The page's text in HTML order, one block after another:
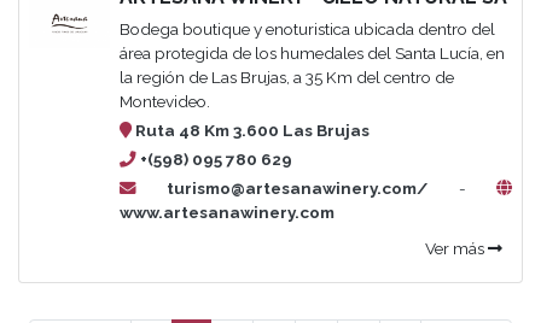
Bodega boutique y enoturistica ubicada dentro del
área protegida de los humedales del Santa Lucía, en
la región de Las Brujas, a 35 Km del centro de
Montevideo.
Ruta 48 Km 3.600 Las Brujas
+(598) 095 780 629
turismo@artesanawinery.com/ -
www.artesanawinery.com
Ver más